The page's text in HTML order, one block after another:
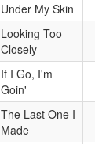
Under My Skin
Looking Too
Closely
If I Go, I'm
Goin'
The Last One I
Made